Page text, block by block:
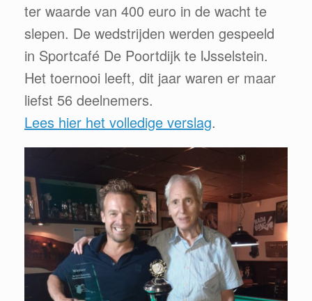
ter waarde van 400 euro in de wacht te
slepen. De wedstrijden werden gespeeld
in Sportcafé De Poortdijk te IJsselstein.
Het toernooi leeft, dit jaar waren er maar
liefst 56 deelnemers.
Lees hier het volledige verslag.